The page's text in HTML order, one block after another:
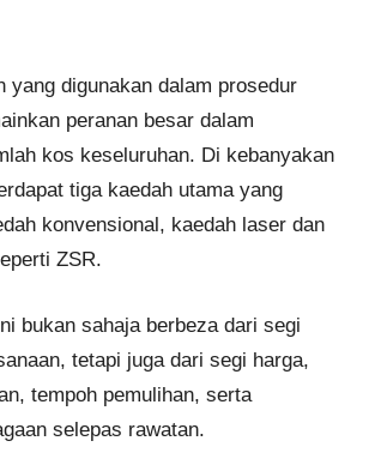
yang digunakan dalam prosedur
peranan besar dalam
kos keseluruhan. Di kebanyakan
tiga kaedah utama yang
konvensional, kaedah laser dan
ZSR.
bukan sahaja berbeza dari segi
tetapi juga dari segi harga,
tempoh pemulihan, serta
selepas rawatan.